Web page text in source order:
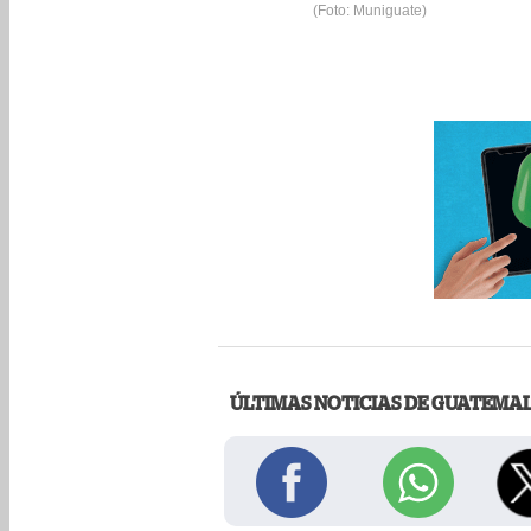
(Foto: Muniguate)
ÚLTIMAS NOTICIAS DE